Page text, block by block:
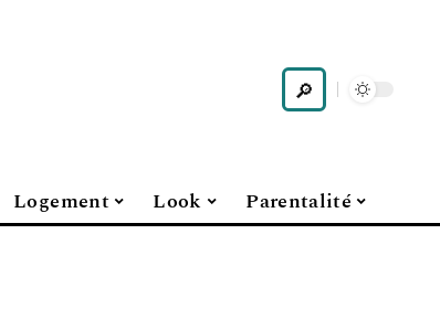
Logement Look Parentalité